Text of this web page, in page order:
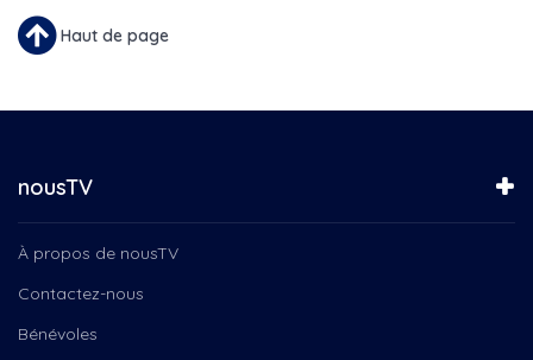
Haut de page
nousTV
À propos de nousTV
Contactez-nous
Bénévoles